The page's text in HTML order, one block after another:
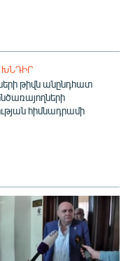
թիվն անընդհատ
հիմնադրամի